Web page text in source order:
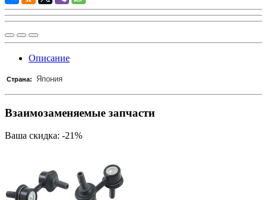
Описание
Страна: Япония
Взаимозаменяемые запчасти
Ваша скидка: -21%